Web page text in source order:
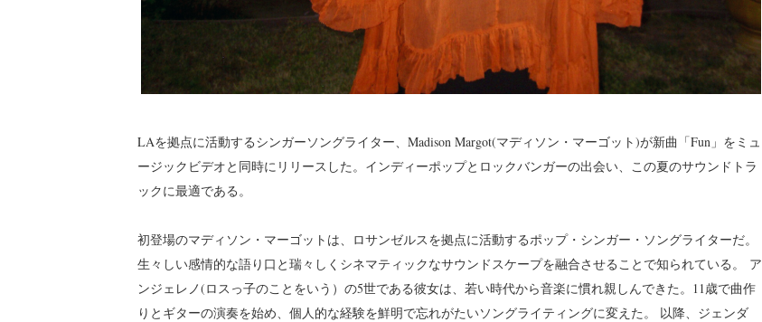
LAを拠点に活動するシンガーソングライター、Madison Margot(マディソン・マーゴット)が新曲「Fun」をミュ
ージックビデオと同時にリリースした。インディーポップとロックバンガーの出会い、この夏のサウンドトラ
ックに最適である。
初登場のマディソン・マーゴットは、ロサンゼルスを拠点に活動するポップ・シンガー・ソングライターだ。
生々しい感情的な語り口と瑞々しくシネマティックなサウンドスケープを融合させることで知られている。 ア
ンジェレノ(ロスっ子のことをいう）の5世である彼女は、若い時代から音楽に慣れ親しんできた。11歳で曲作
りとギターの演奏を始め、個人的な経験を鮮明で忘れがたいソングライティングに変えた。 以降、ジェンダ